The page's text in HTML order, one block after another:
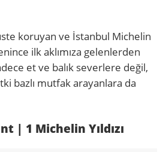
üste koruyan ve İstanbul Michelin
ilk aklımıza gelenlerden
et ve balık severlere değil,
bazlı mutfak arayanlara da
| 1 Michelin Yıldızı